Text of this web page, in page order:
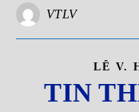
VTLV
LÊ V.
TIN